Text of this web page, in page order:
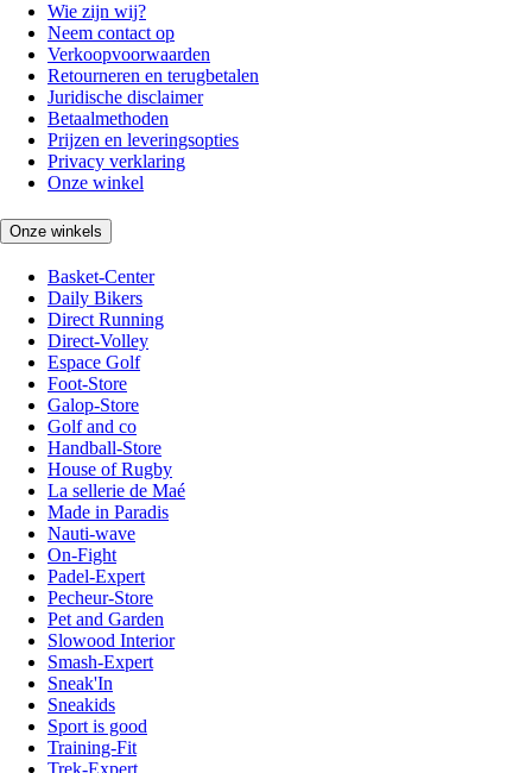
Wie zijn wij?
Neem contact op
Verkoopvoorwaarden
Retourneren en terugbetalen
Juridische disclaimer
Betaalmethoden
Prijzen en leveringsopties
Privacy verklaring
Onze winkel
Onze winkels
Basket-Center
Daily Bikers
Direct Running
Direct-Volley
Espace Golf
Foot-Store
Galop-Store
Golf and co
Handball-Store
House of Rugby
La sellerie de Maé
Made in Paradis
Nauti-wave
On-Fight
Padel-Expert
Pecheur-Store
Pet and Garden
Slowood Interior
Smash-Expert
Sneak'In
Sneakids
Sport is good
Training-Fit
Trek-Expert